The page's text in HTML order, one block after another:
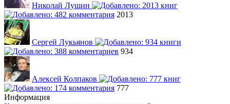
Николай Лушин
2013
Сергей Лукьянов
934
Алексей Колпаков
777
Информация